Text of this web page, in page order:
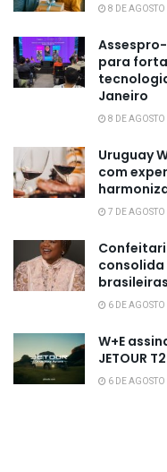
8 DE
para
Janeiro
8 DE
Uruguay
com
7 DE
consolida
brasileiras
6 DE
W+E
JETOUR
6 DE